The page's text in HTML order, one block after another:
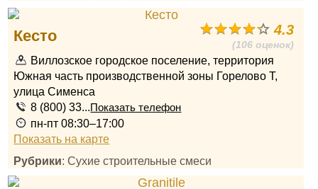
4.3
(106 оценок)
Кесто
Виллозское городское поселение, территория
Южная часть производственной зоны Горелово Т,
улица Сименса
8 (800) 33...Показать телефон
пн-пт 08:30–17:00
Показать на карте
Рубрики: Сухие строительные смеси